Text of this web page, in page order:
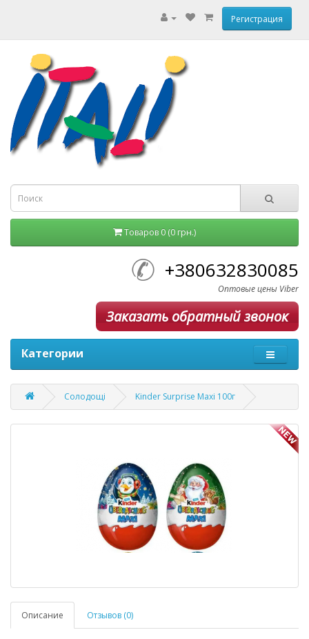
Регистрация
Товаров 0 (0 грн.)
+380632830085
Оптовые цены Viber
Заказать обратный звонок
Категории
Солодощі Kinder Surprise Maxi 100г
Описание Отзывов (0)